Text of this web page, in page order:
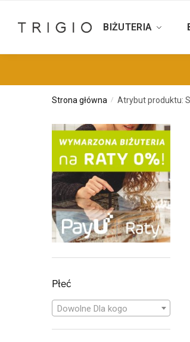
BIŻUTERIA
Strona główna / Atrybut produktu:
Płeć
Dowolne Dla kogo